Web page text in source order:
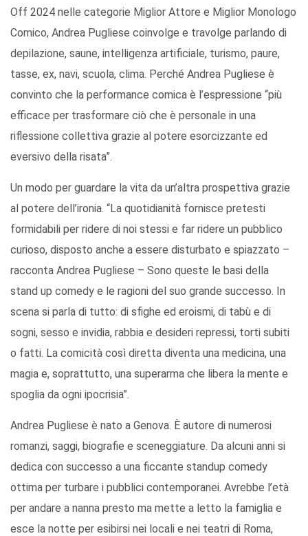
Off 2024 nelle categorie Miglior Attore e Miglior Monologo
Comico, Andrea Pugliese coinvolge e travolge parlando di
depilazione, saune, intelligenza artificiale, turismo, paure,
tasse, ex, navi, scuola, clima. Perché Andrea Pugliese è
convinto che la performance comica è l’espressione “più
efficace per trasformare ciò che è personale in una
riflessione collettiva grazie al potere esorcizzante ed
eversivo della risata”.
Un modo per guardare la vita da un’altra prospettiva grazie
al potere dell’ironia. “La quotidianità fornisce pretesti
formidabili per ridere di noi stessi e far ridere un pubblico
curioso, disposto anche a essere disturbato e spiazzato –
racconta Andrea Pugliese – Sono queste le basi della
stand up comedy e le ragioni del suo grande successo. In
scena si parla di tutto: di sfighe ed eroismi, di tabù e di
sogni, sesso e invidia, rabbia e desideri repressi, torti subiti
o fatti. La comicità così diretta diventa una medicina, una
magia e, soprattutto, una superarma che libera la mente e
spoglia da ogni ipocrisia”.
Andrea Pugliese è nato a Genova. È autore di numerosi
romanzi, saggi, biografie e sceneggiature. Da alcuni anni si
dedica con successo a una ficcante standup comedy
ottima per turbare i pubblici contemporanei. Avrebbe l’età
per andare a nanna presto ma mette a letto la famiglia e
esce la notte per esibirsi nei locali e nei teatri di Roma,